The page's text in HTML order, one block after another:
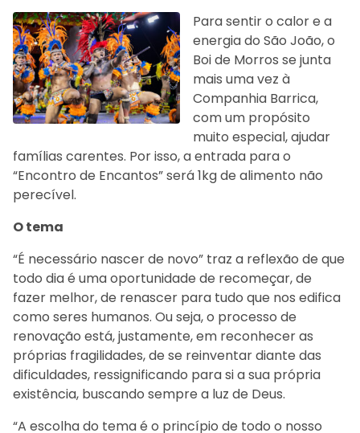
Para sentir o calor e a
energia do São João, o
Boi de Morros se junta
mais uma vez à
Companhia Barrica,
com um propósito
muito especial, ajudar
famílias carentes. Por isso, a entrada para o
“Encontro de Encantos” será 1kg de alimento não
perecível.
O tema
“É necessário nascer de novo” traz a reflexão de que
todo dia é uma oportunidade de recomeçar, de
fazer melhor, de renascer para tudo que nos edifica
como seres humanos. Ou seja, o processo de
renovação está, justamente, em reconhecer as
próprias fragilidades, de se reinventar diante das
dificuldades, ressignificando para si a sua própria
existência, buscando sempre a luz de Deus.
“A escolha do tema é o princípio de todo o nosso